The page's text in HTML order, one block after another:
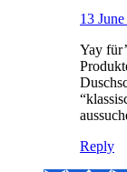
13
Yay
Reply